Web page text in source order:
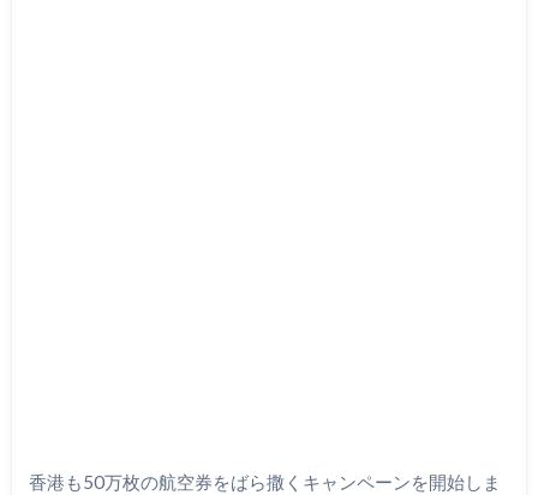
香港も50万枚の航空券をばら撒くキャンペーンを開始しま